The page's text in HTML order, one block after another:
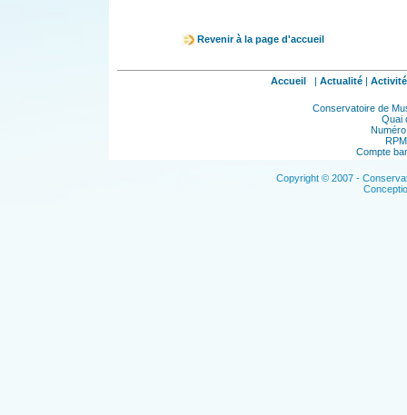
Revenir à la page d'accueil
Accueil | Actualité |
Conservatoire de
Quai
Compte
Copyright © 2007 -